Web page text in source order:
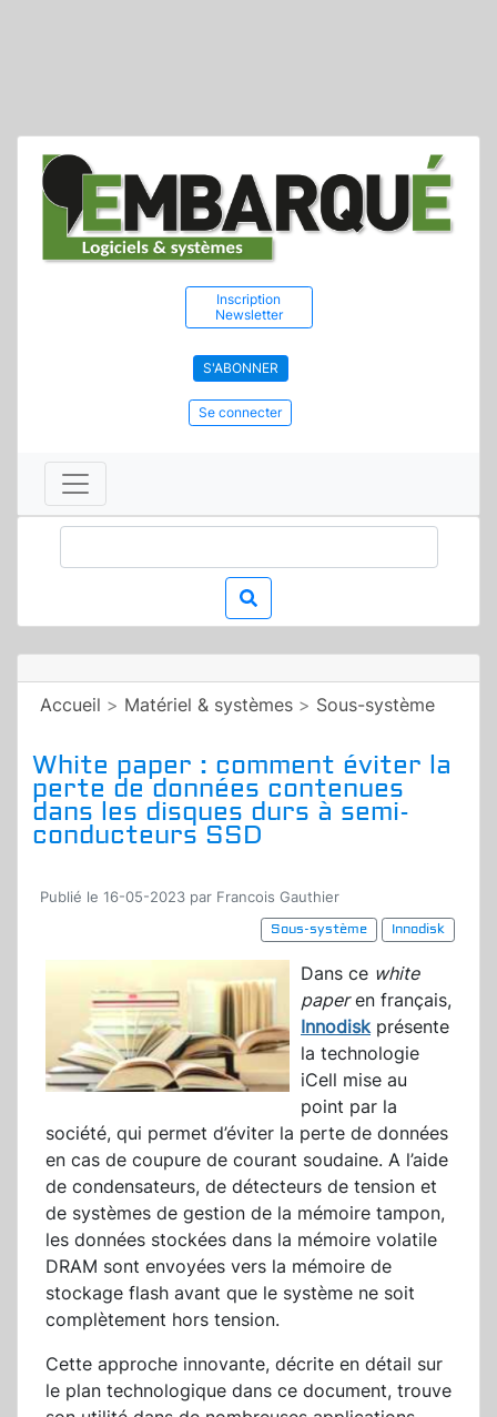
Inscription
Newsletter
S'ABONNER
Se connecter
Accueil > Matériel & systèmes > Sous-système
White paper : comment éviter la
perte de données contenues
dans les disques durs à semi-
conducteurs SSD
Publié le 16-05-2023 par Francois Gauthier
Sous-système
Innodisk
Dans ce white
paperen français,
Innodiskprésente
la technologie
iCell mise au
point par la
société, qui permet d’éviter la perte de données
en cas de coupure de courant soudaine. A l’aide
de condensateurs, de détecteurs de tension et
de systèmes de gestion de la mémoire tampon,
les données stockées dans la mémoire volatile
DRAM sont envoyées vers la mémoire de
stockage flash avant que le système ne soit
complètement hors tension.
Cette approche innovante, décrite en détail sur
le plan technologique dans ce document, trouve